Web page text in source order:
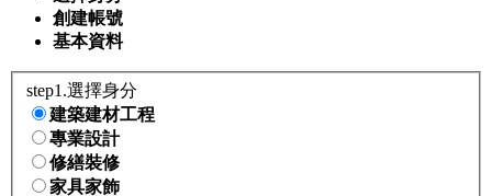
創建帳號
基本資料
step1.選擇身分
建築建材工程
專業設計
修繕裝修
家具家飾